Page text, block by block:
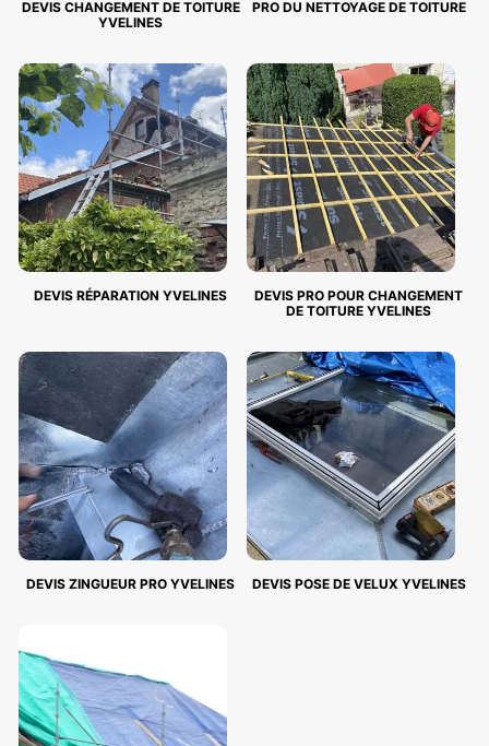
DEVIS CHANGEMENT DE TOITURE
YVELINES
PRO DU NETTOYAGE DE TOITURE
DEVIS RÉPARATION YVELINES
DEVIS PRO POUR CHANGEMENT
DE TOITURE YVELINES
DEVIS ZINGUEUR PRO YVELINES DEVIS POSE DE VELUX YVELINES